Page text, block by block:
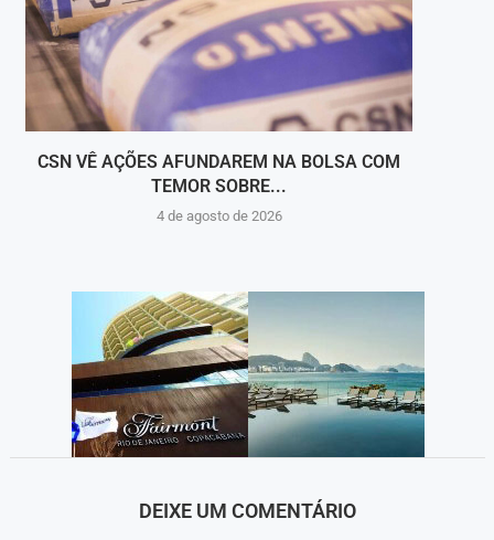
CSN VÊ AÇÕES AFUNDAREM NA BOLSA COM
TEMOR SOBRE...
4 de agosto de 2026
DEIXE UM COMENTÁRIO